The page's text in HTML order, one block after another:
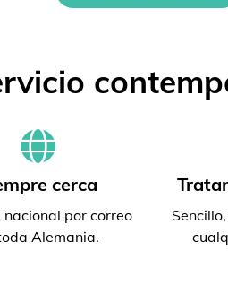
cerca
nacional por correo
Alemania.